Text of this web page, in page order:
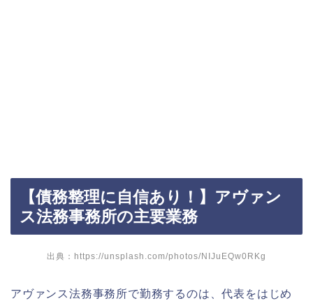
【債務整理に自信あり！】アヴァン
ス法務事務所の主要業務
出典：https://unsplash.com/photos/NIJuEQw0RKg
アヴァンス法務事務所で勤務するのは、代表をはじめ